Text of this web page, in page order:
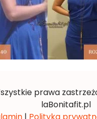
prawa
laBonitafit.pl